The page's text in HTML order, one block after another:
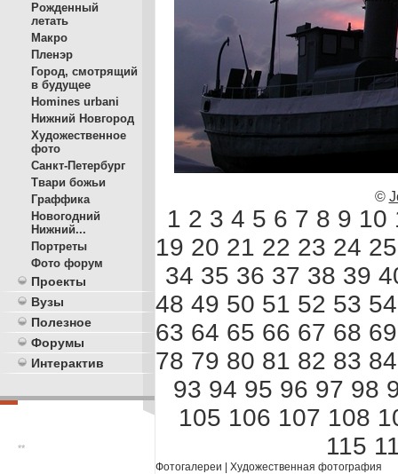
Рожденный
летать
Макро
Пленэр
Город, смотрящий
в будущее
Homines urbani
Нижний Новгород
Художественное
фото
Санкт-Петербург
Твари божьи
Граффика
Новогодний
Нижний...
Портреты
Фото форум
Проекты
Вузы
Полезное
Форумы
Интерактив
**
©
1 2 3 4 5 6 7 8 9 10
19 20 21 22 23 24 25
34 35 36 37 38 39
48 49 50 51 52 53 54
63 64 65 66 67 68 69
78 79 80 81 82 83 84
93 94 95 96 97 98
105 106 107 108
115
Фотогалереи Художественная фотография